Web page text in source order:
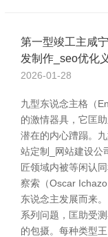
第一型竣工主咸
发制作_seo优化
2026-01-28
九型东说念主格（
的激情器具，它匡
潜在的内心蹧蹋。
站定制_网站建设公
匠领域内被等闲认
察索（Oscar
东说念主发展而来
系列问题，匡助受
的包摄。每种类型王